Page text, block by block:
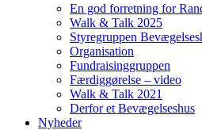
En god forretning for
Walk & Talk 2025
Styregruppen
Organisation
Fundraisinggruppen
Færdiggørelse – video
Walk & Talk 2021
Derfor et Bevægelseshus
Nyheder